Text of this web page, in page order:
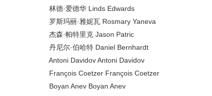
林德·爱德华 Linds Edwards
罗斯玛丽·雅妮瓦 Rosmary Yaneva
杰森·帕特里克 Jason Patric
丹尼尔·伯哈特 Daniel Bernhardt
Antoni Davidov Antoni Davidov
François Coetzer François Coetzer
Boyan Anev Boyan Anev